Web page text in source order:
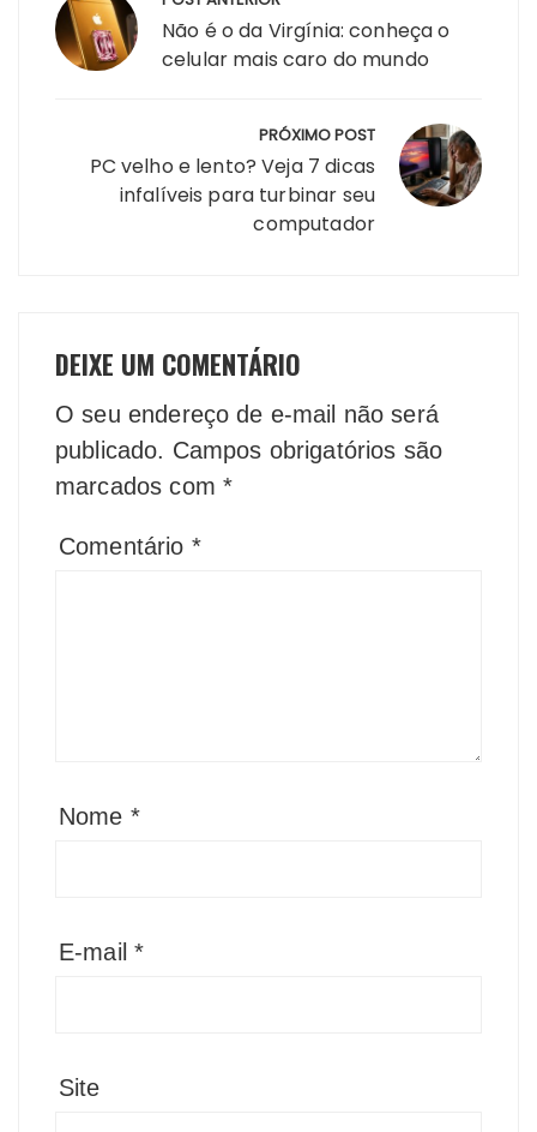
de
Post
Não é o da Virgínia: conheça o
celular mais caro do mundo
PRÓXIMO POST
PC velho e lento? Veja 7 dicas
infalíveis para turbinar seu
computador
DEIXE UM COMENTÁRIO
O seu endereço de e-mail não será
publicado. Campos obrigatórios são
marcados com *
Comentário *
Nome *
E-mail*
Site